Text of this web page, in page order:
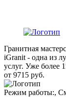
Гранитная
iGranit - одна из
услуг. Уже более
от 9715 руб.
Режим работы:,